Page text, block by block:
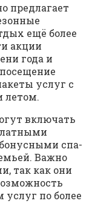
предлагает
ещё более
акции
года и
услуг с
летом.
включать
спа-
Важно
так как они
по более